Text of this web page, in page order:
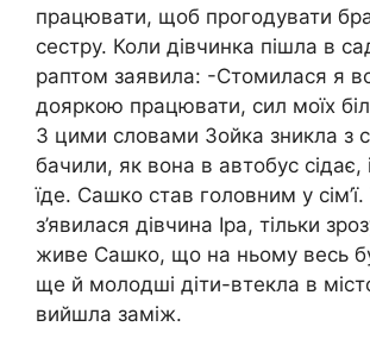
працювати, щоб прогодувати
сестру. Коли дівчинка пішла в
раптом заявила: -Стомилася я
дояpкою працювати, сил моїх
З цими словами Зойка зникла з
бачили, як вона в автобус сідає,
їде. Сашко став головним у
з’явилася дівчина Іра, тільки
живе Сашко, що на ньому весь
ще й молодші діти-втекла в
вийшла заміж.